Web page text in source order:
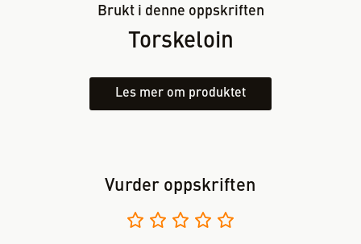
Brukt i denne oppskriften
Torskeloin
Les mer om produktet
Vurder oppskriften